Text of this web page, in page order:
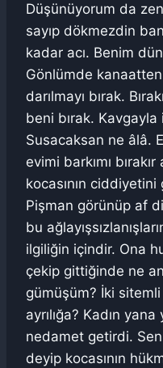
Düşünüyorum da
sayıp dökmezdin
kadar acı. Benim
Gönlümde
darılmayı bırak.
beni bırak.
Susacaksan ne âlâ.
evimi barkımı
kocasının
Pişman görünüp af
bu
ilgiliğin içindir. Ona
çekip gittiğinde ne
gümüşüm? İki
ayrılığa? Kadın
nedamet getirdi.
deyip kocasının